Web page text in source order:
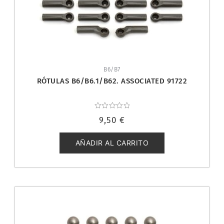
B6/B7
RÓTULAS B6/B6.1/B62. ASSOCIATED 91722
con
de
5
9,50 €
AÑADIR AL CARRITO